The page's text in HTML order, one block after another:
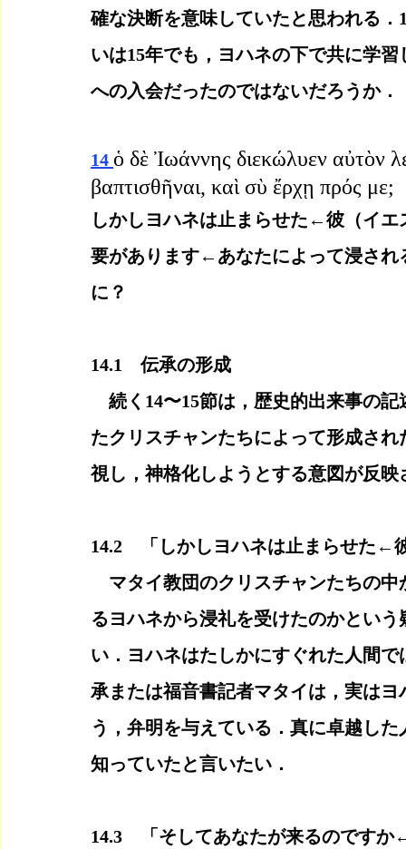
確な決断を意味していたと思われる
いは15年でも，ヨハネの下で共に学
への入会だったのではないだろうか．
14 ὁ δὲ Ἰωάννης διεκώλυεν αὐτὸν
βαπτισθῆναι, καὶ σὺ ἔρχῃ πρός με;
しかしヨハネは止まらせた←彼（イ
要があります←あなたによって浸さ
に？
14.1　伝承の形成
続く14〜15節は，歴史的出来事の
たクリスチャンたちによって形成さ
視し，神格化しようとする意図が反映
14.2　「しかしヨハネは止まらせた←
マタイ教団のクリスチャンたちの中
るヨハネから浸礼を受けたのかとい
い．ヨハネはたしかにすぐれた人間
承または福音書記者マタイは，実は
う，弁明を与えている．真に卓越し
知っていたと言いたい．
14.3　「そしてあなたが来るのです